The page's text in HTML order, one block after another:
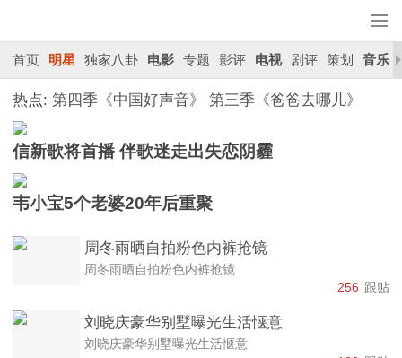
首页 明星 独家八卦 电影 专题 影评 电视 剧评 策划 音乐
热点: 第四季《中国好声音》 第三季《爸爸去哪儿》
信新歌将首播 伴歌迷走出失恋阴霾
韦小宝5个老婆20年后重聚
周冬雨晒自拍粉色内裤抢镜
周冬雨晒自拍粉色内裤抢镜
256 跟贴
刘晓庆豪华别墅曝光生活惬意
刘晓庆豪华别墅曝光生活惬意